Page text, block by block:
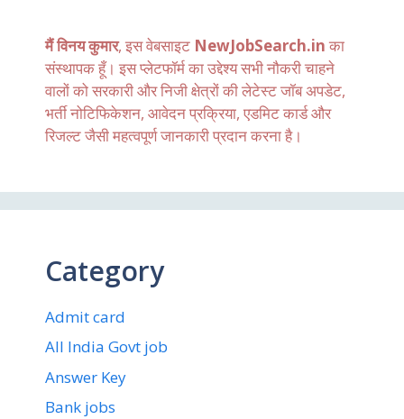
मैं विनय कुमार, इस वेबसाइट NewJobSearch.in का
संस्थापक हूँ। इस प्लेटफॉर्म का उद्देश्य सभी नौकरी चाहने
वालों को सरकारी और निजी क्षेत्रों की लेटेस्ट जॉब अपडेट,
भर्ती नोटिफिकेशन, आवेदन प्रक्रिया, एडमिट कार्ड और
रिजल्ट जैसी महत्वपूर्ण जानकारी प्रदान करना है।
Category
Admit card
All India Govt job
Answer Key
Bank jobs